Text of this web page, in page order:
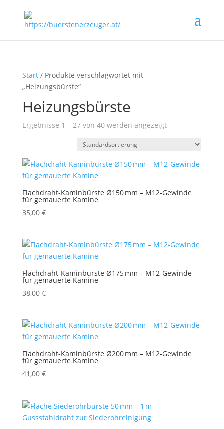
Start/ Produkte verschlagwortet mit
„Heizungsbürste“
Heizungsbürste
Ergebnisse 1 – 27 von 40 werden angezeigt
Flachdraht-Kaminbürste Ø150 mm – M12-Gewinde
für gemauerte Kamine
35,00 €
Flachdraht-Kaminbürste Ø175 mm – M12-Gewinde
für gemauerte Kamine
38,00 €
Flachdraht-Kaminbürste Ø200 mm – M12-Gewinde
für gemauerte Kamine
41,00 €